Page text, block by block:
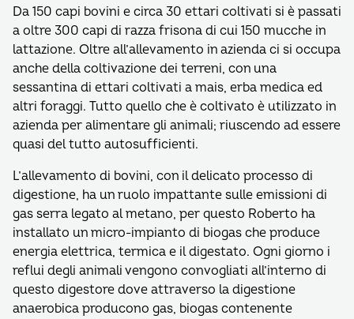
Da 150 capi bovini e circa 30 ettari coltivati si è passati
a oltre 300 capi di razza frisona di cui 150 mucche in
lattazione. Oltre all’allevamento in azienda ci si occupa
anche della coltivazione dei terreni, con una
sessantina di ettari coltivati a mais, erba medica ed
altri foraggi. Tutto quello che è coltivato è utilizzato in
azienda per alimentare gli animali; riuscendo ad essere
quasi del tutto autosufficienti.
L’allevamento di bovini, con il delicato processo di
digestione, ha un ruolo impattante sulle emissioni di
gas serra legato al metano, per questo Roberto ha
installato un micro-impianto di biogas che produce
energia elettrica, termica e il digestato. Ogni giorno i
reflui degli animali vengono convogliati all’interno di
questo digestore dove attraverso la digestione
anaerobica producono gas, biogas contenente